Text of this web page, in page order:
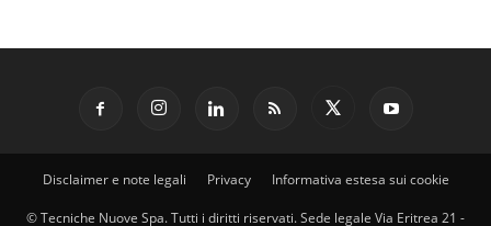
Disclaimer e note legali Privacy Informativa estesa sui cookie
© Tecniche Nuove Spa. Tutti i diritti riservati. Sede legale Via Eritrea 21 -